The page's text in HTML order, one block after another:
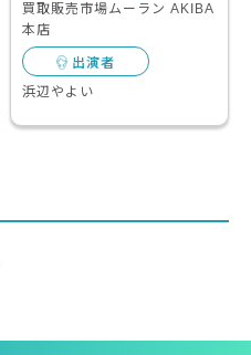
買取販売市場ムーラン AKIBA
本店
出演者
浜辺やよい